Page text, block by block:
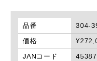
品番
304-
価格
JANコード